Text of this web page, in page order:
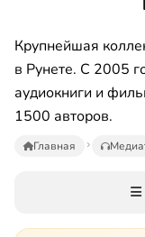
Крупнейшая
в Рунете. С 2005
аудиокниги и
1500 авторов.
Главная